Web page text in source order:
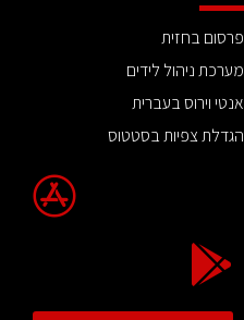
פרסום בחזית
מערכת ניהול לידים
אנטי וירוס בעברית
הגדלת צפיות בסטטוס